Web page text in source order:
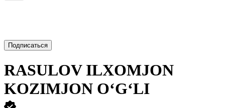
Подписаться
RASULOV ILXOMJON
KOZIMJON O‘G‘LI